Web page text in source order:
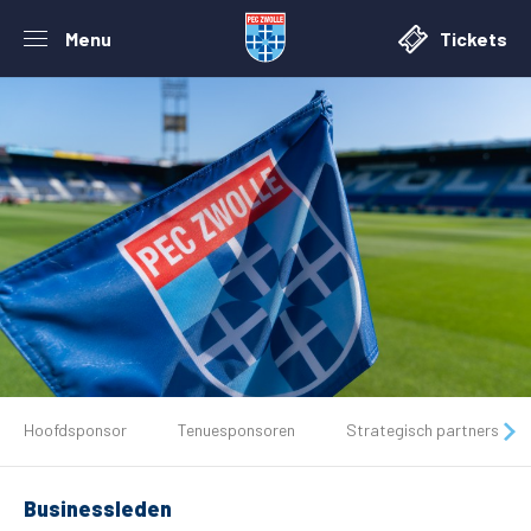
Menu Tickets
De club
Hoofdsponsor Tenuesponsoren Strategisch partners
Businessleden